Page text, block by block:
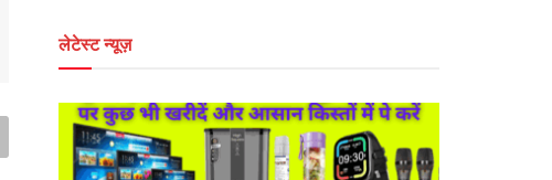
लेटेस्ट न्यूज़